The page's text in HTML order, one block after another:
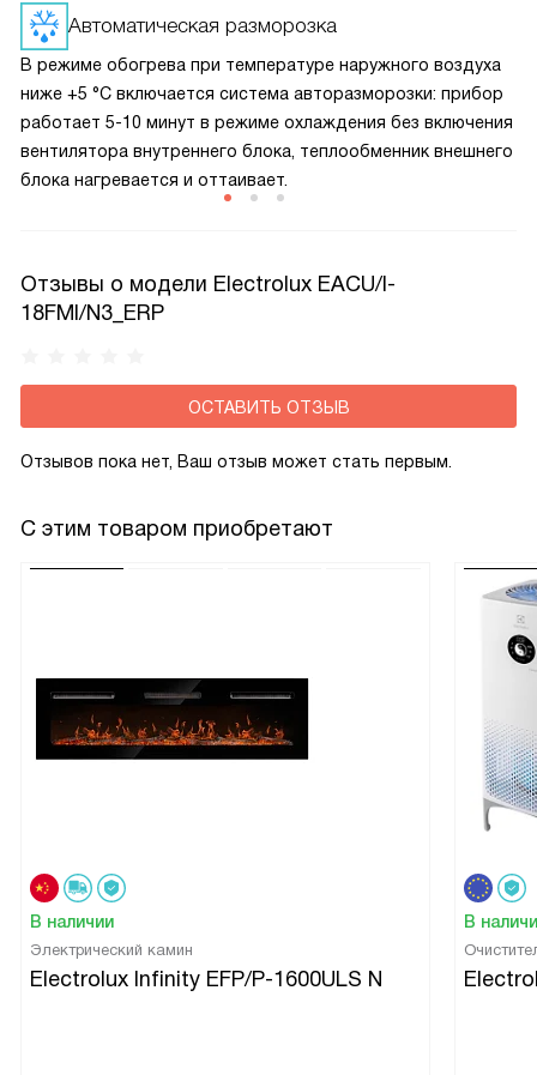
проводить сложное обслуживание — техника сама
заботится о своей чистоте, оставаясь эффективной
и безопасной.
Автоматическая разморозка
В режиме обогрева при температуре наружного воздуха
ниже +5 °C включается система авторазморозки: прибор
работает 5-10 минут в режиме охлаждения без включения
вентилятора внутреннего блока, теплообменник внешнего
блока нагревается и оттаивает.
Отзывы о модели Electrolux EACU/I-
18FMI/N3_ERP
ОСТАВИТЬ ОТЗЫВ
Отзывов пока нет, Ваш отзыв может стать первым.
С этим товаром приобретают
В наличии
Электрический камин
Electrolux Infinity EFP/P-1600ULS N
В